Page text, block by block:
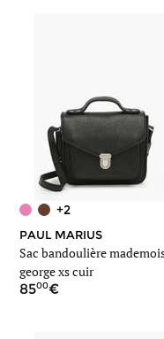
+2
PAUL MARIUS
Sac bandoulière
george xs cuir
8500